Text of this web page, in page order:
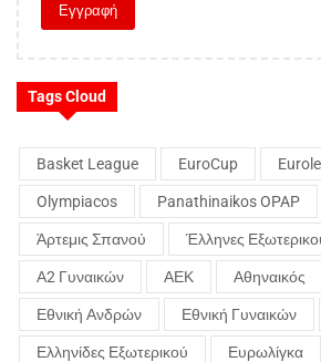
Tags Cloud
Basket League EuroCup
Olympiacos Panathinaikos OPAP
Άρτεμις Σπανού Έλληνες
Α2 Γυναικών ΑΕΚ Αθηναικός
Εθνική Ανδρών Εθνική Γυναικών
Ελληνίδες Εξωτερικού Ευρωλίγκα